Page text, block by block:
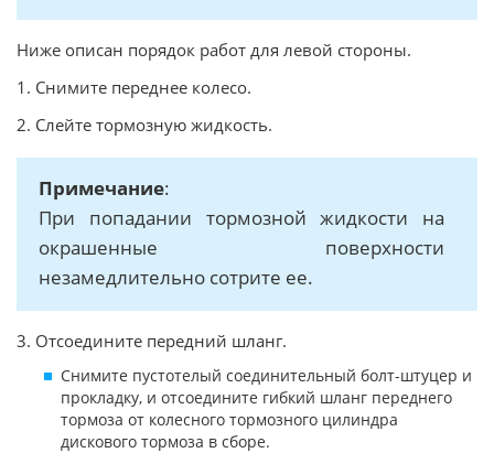
Ниже описан порядок работ для левой стороны.
1. Снимите переднее колесо.
2. Слейте тормозную жидкость.
Примечание:
При попадании тормозной жидкости на
окрашенные поверхности
незамедлительно сотрите ее.
3. Отсоедините передний шланг.
Снимите пустотелый соединительный болт-штуцер и
прокладку, и отсоедините гибкий шланг переднего
тормоза от колесного тормозного цилиндра
дискового тормоза в сборе.